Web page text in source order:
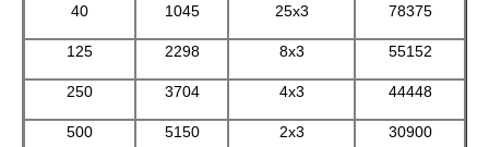
40 1045 25х3 78375
125 2298 8х3 55152
250 3704 4х3 44448
500 5150 2х3 30900